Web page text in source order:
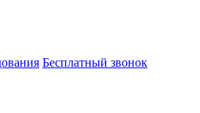
Бесплатный звонок